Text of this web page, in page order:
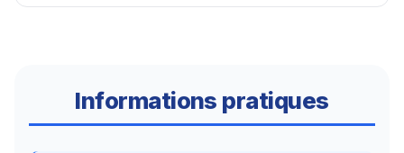
Informations pratiques